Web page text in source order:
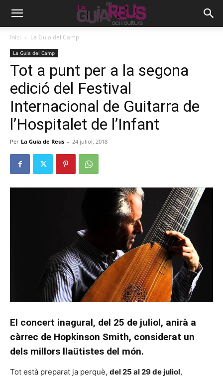
Inici La Guia del Camp
La Guia del Camp
Tot a punt per a la segona
edició del Festival
Internacional de Guitarra de
l’Hospitalet de l’Infant
Per La Guia de Reus - 24 juliol, 2018
El concert inagural, del 25 de juliol, anirà a
càrrec de Hopkinson Smith, considerat un
dels millors llaütistes del món.
Tot està preparat ja perquè, del 25 al 29 de juliol,